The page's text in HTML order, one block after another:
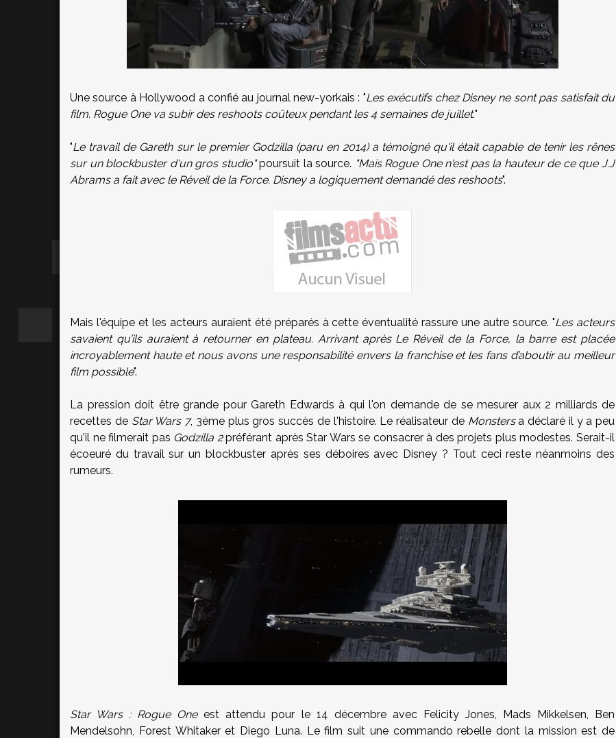
Une source à Hollywood a confié au journal new-yorkais : "Les exécutifs chez Disney ne sont pas satisfait du
film. Rogue One va subir des reshoots coûteux pendant les 4 semaines de juillet."
"Le travail de Gareth sur le premier Godzilla (paru en 2014) a témoigné qu'il était capable de tenir les rênes
sur un blockbuster d'un gros studio"poursuit la source. "Mais Rogue One n'est pas la hauteur de ce que J.J
Abrams a fait avec le Réveil de la Force. Disney a logiquement demandé des reshoots".
Mais l'équipe et les acteurs auraient été préparés à cette éventualité rassure une autre source. "Les acteurs
savaient qu’ils auraient à retourner en plateau. Arrivant après Le Réveil de la Force, la barre est placée
incroyablement haute et nous avons une responsabilité envers la franchise et les fans d’aboutir au meilleur
film possible".
La pression doit être grande pour Gareth Edwards à qui l'on demande de se mesurer aux 2 milliards de
recettes de Star Wars 7, 3éme plus gros succès de l'histoire. Le réalisateur de Monstersa déclaré il y a peu
qu'il ne filmerait pas Godzilla 2préférant après Star Wars se consacrer à des projets plus modestes. Serait-il
écoeuré du travail sur un blockbuster après ses déboires avec Disney ? Tout ceci reste néanmoins des
rumeurs.
Star Wars : Rogue Oneest attendu pour le 14 décembre avec Felicity Jones, Mads Mikkelsen, Ben
Mendelsohn, Forest Whitaker et Diego Luna. Le film suit une commando rebelle dont la mission est de